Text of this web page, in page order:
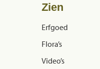
Zien
Erfgoed
Flora’s
Video’s